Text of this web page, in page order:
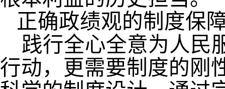
正确政绩观的制度保
践行全心全意为人民
行动，更需要制度的刚